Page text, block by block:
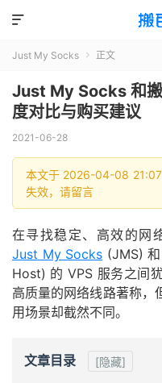

Just My Socks  正文
Just My Socks 和
度对比与购买建议
2021-06-28
本文于 2026-04-08 21:07
失效，请留言
在寻找稳定、高效的网
Just My Socks (JMS)
Host) 的 VPS 服务之间
高质量的网络线路著称，
用场景却截然不同。
文章目录 [隐藏]